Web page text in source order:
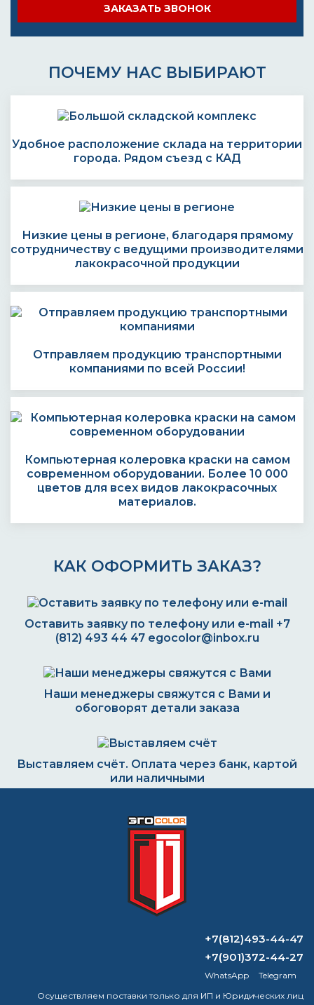
ЗАКАЗАТЬ ЗВОНОК
ПОЧЕМУ НАС ВЫБИРАЮТ
Удобное расположение склада на территории
города. Рядом съезд с КАД
Низкие цены в регионе, благодаря прямому
сотрудничеству с ведущими производителями
лакокрасочной продукции
Отправляем продукцию транспортными
компаниями по всей России!
Компьютерная колеровка краски на самом
современном оборудовании. Более 10 000
цветов для всех видов лакокрасочных
материалов.
КАК ОФОРМИТЬ ЗАКАЗ?
Оставить заявку по телефону или e-mail +7
(812) 493 44 47 egocolor@inbox.ru
Наши менеджеры свяжутся с Вами и
обоговорят детали заказа
Выставляем счёт. Оплата через банк, картой
или наличными
Формируем заказ и отправляем транспортной
компанией
характеристики, сферы применения
+7(812)493-44-47
+7(901)372-44-27
WhatsApp
Telegram
Осуществляем поставки только для ИП и Юридических лиц